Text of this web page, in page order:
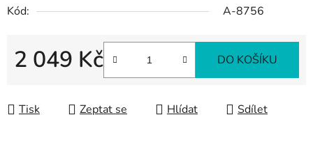
Kód:
A-8756
2 049 Kč DO KOŠÍKU
Tisk Zeptat se Hlídat Sdílet